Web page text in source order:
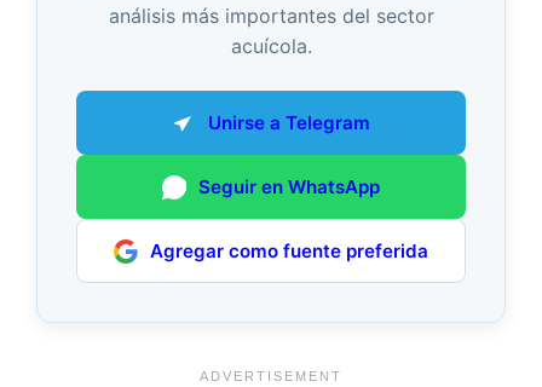
análisis más importantes del sector
acuícola.
Unirse a Telegram
Seguir en WhatsApp
Agregar como fuente preferida